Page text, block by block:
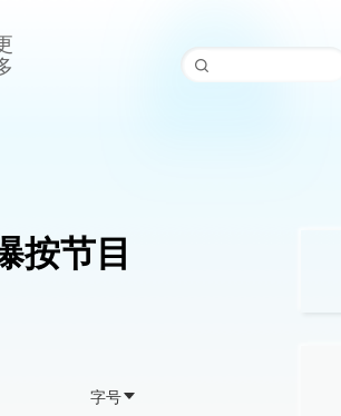
按节目
字号